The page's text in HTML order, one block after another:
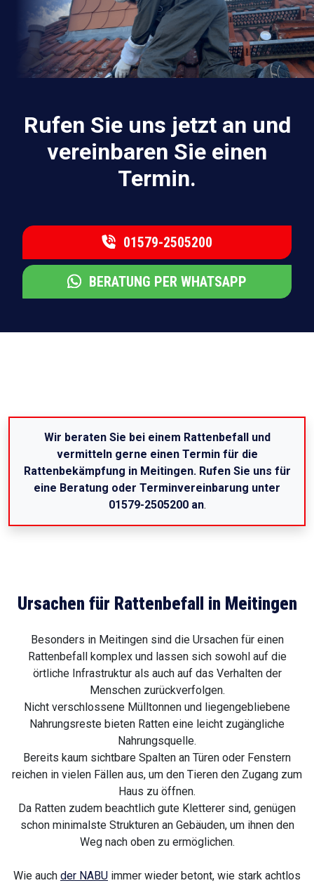
Rufen Sie uns jetzt an und
vereinbaren Sie einen
Termin.
01579-2505200
BERATUNG PER WHATSAPP
Wir beraten Sie bei einem Rattenbefall und
vermitteln gerne einen Termin für die
Rattenbekämpfung in Meitingen. Rufen Sie uns für
eine Beratung oder Terminvereinbarung unter
01579-2505200 an.
Ursachen für Rattenbefall in Meitingen
Besonders in Meitingen sind die Ursachen für einen
Rattenbefall komplex und lassen sich sowohl auf die
örtliche Infrastruktur als auch auf das Verhalten der
Menschen zurückverfolgen.
Nicht verschlossene Mülltonnen und liegengebliebene
Nahrungsreste bieten Ratten eine leicht zugängliche
Nahrungsquelle.
Bereits kaum sichtbare Spalten an Türen oder Fenstern
reichen in vielen Fällen aus, um den Tieren den Zugang zum
Haus zu öffnen.
Da Ratten zudem beachtlich gute Kletterer sind, genügen
schon minimalste Strukturen an Gebäuden, um ihnen den
Weg nach oben zu ermöglichen.
Wie auch der NABU immer wieder betont, wie stark achtlos